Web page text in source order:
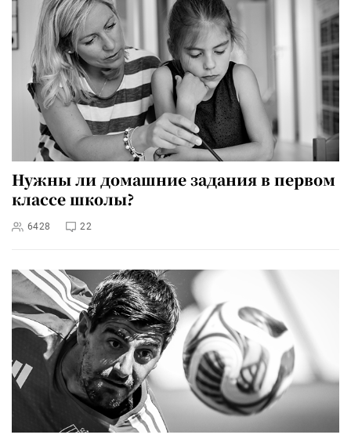
Нужны ли домашние задания в первом
классе школы?
6428 22